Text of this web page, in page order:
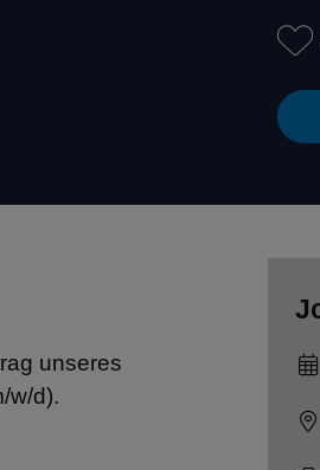
unseres
w/d).